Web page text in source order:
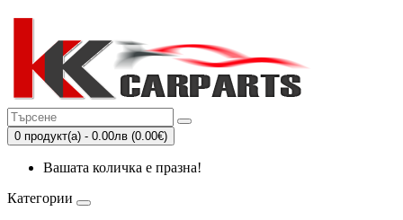
0 продукт(а) - 0.00лв (0.00€)
Вашата количка е празна!
Категории